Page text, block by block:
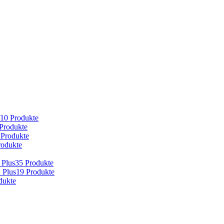
10 Produkte
35 Produkte
Plus19 Produkte